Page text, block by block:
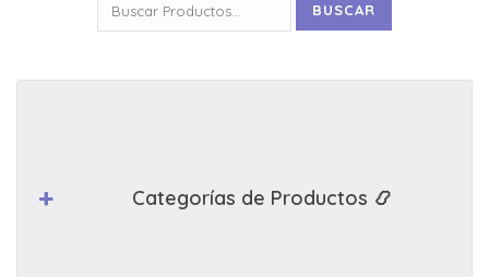
por:
BUSCAR
Categorías de Productos 📿